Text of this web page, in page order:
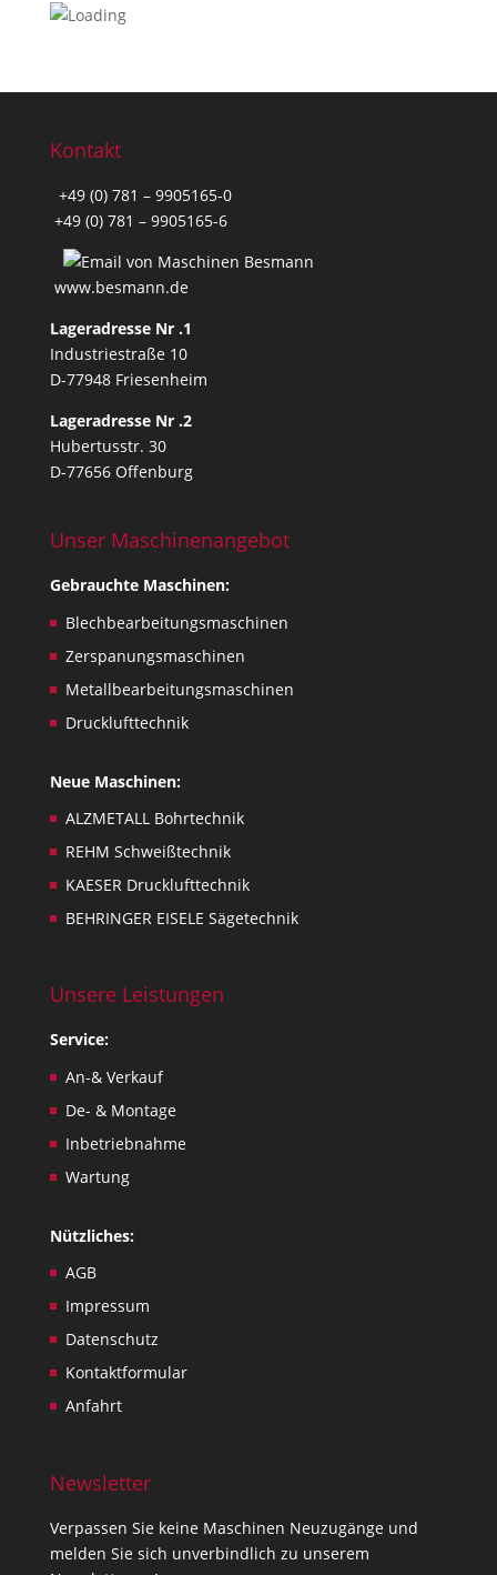
Kontakt
+49 (0) 781 – 9905165-0
+49 (0) 781 – 9905165-6
www.besmann.de
Lageradresse Nr .1
Industriestraße 10
D-77948 Friesenheim
Lageradresse Nr .2
Hubertusstr. 30
D-77656 Offenburg
Unser Maschinenangebot
Gebrauchte Maschinen:
Blechbearbeitungsmaschinen
Zerspanungsmaschinen
Metallbearbeitungsmaschinen
Drucklufttechnik
Neue Maschinen:
ALZMETALL Bohrtechnik
REHM Schweißtechnik
KAESER Drucklufttechnik
BEHRINGER EISELE Sägetechnik
Unsere Leistungen
Service:
An-& Verkauf
De- & Montage
Inbetriebnahme
Wartung
Nützliches:
AGB
Impressum
Datenschutz
Kontaktformular
Anfahrt
Newsletter
Verpassen Sie keine Maschinen Neuzugänge und
melden Sie sich unverbindlich zu unserem